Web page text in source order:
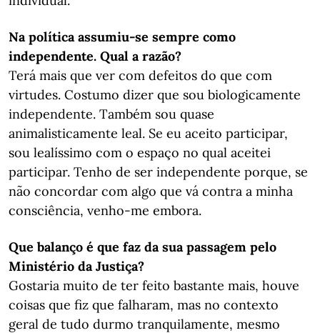
Na política assumiu-se sempre como
independente. Qual a razão?
​​​​​​​Terá mais que ver com defeitos do que com
virtudes. Costumo dizer que sou biologicamente
independente. Também sou quase
animalisticamente leal. Se eu aceito participar,
sou lealíssimo com o espaço no qual aceitei
participar. Tenho de ser independente porque, se
não concordar com algo que vá contra a minha
consciência, venho-me embora.
Que balanço é que faz da sua passagem pelo
Ministério da Justiça?
​​​​​​​Gostaria muito de ter feito bastante mais, houve
coisas que fiz que falharam, mas no contexto
geral de tudo durmo tranquilamente, mesmo